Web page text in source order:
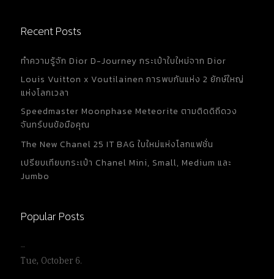
Recent Posts
ทำความรู้จัก Dior D-Journey กระเป๋าใบใหม่จาก Dior
Louis Vuitton x Voutilainen การพบกันแห่ง 2 ยักษ์ใหญ่
แห่งโลกเวลา
Speedmaster Moonphase Meteorite ตามติดดิถีดวง
จันทร์บนข้อมือคุณ
The New Chanel 25 IT BAG ใบใหม่แห่งโลกแฟชั่น
เปรียบเทียบกระเป๋า Chanel Mini, Small, Medium และ
Jumbo
Popular Posts
…
Tue, October 6.